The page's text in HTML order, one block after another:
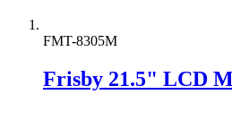
FMT-8305M
Frisby 21.5" LCD